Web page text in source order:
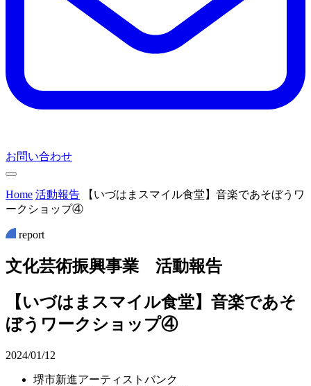
お問い合わせ
Home 活動報告
【いづはまスマイル食堂】音楽であそぼうワ
ークショップ④
report
文化芸術振興事業 活動報告
【いづはまスマイル食堂】音楽であそ
ぼうワークショップ④
2024/01/12
堺市新進アーティストバンク